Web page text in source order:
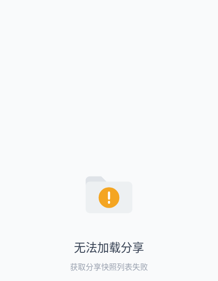
无法加载分享
获取分享快照列表失败